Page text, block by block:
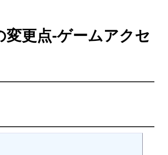
更点-ゲームアクセ